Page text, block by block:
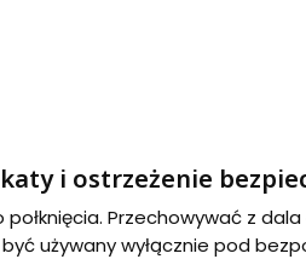
i ostrzeżenie
połknięcia. Przechowywać z
używany wyłącznie pod